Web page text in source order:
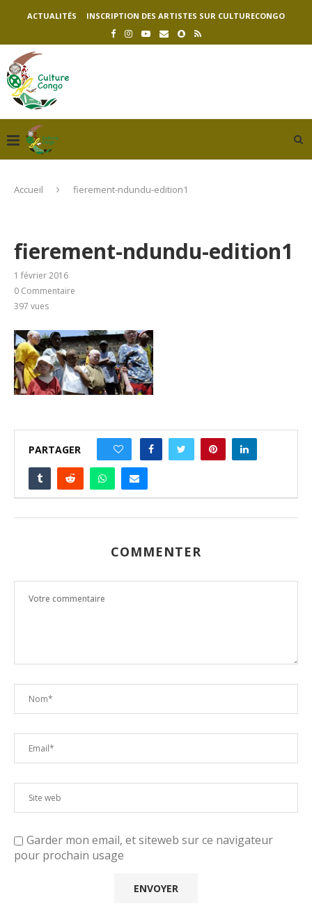
ACTUALITÉS INSCRIPTION DES ARTISTES SUR CULTURECONGO
Accueil fierement-ndundu-edition1
fierement-ndundu-edition1
1 février 2016
0 Commentaire
397 vues
PARTAGER
COMMENTER
Garder mon email, et siteweb sur ce navigateur
pour prochain usage